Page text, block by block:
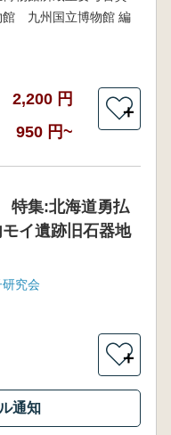
館 九州国立博物館 編
2,200 円
950 円~
＋
集:北海道勇払
イ遺跡旧石器地
究会
＋
通知